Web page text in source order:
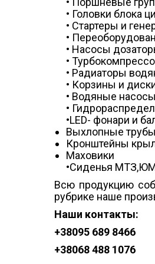
• Головки блока
• Стартеры и
•
• Насосы
•
• Радиаторы
• Корзины и
• Водяные
•
•LED- фонари и
Выхлопные
Кронштейны
Маховики
•Сиденья
Всю продукцию
рубрике наше
Наши контакты:
+38095 689 8466
+38068 488 1076